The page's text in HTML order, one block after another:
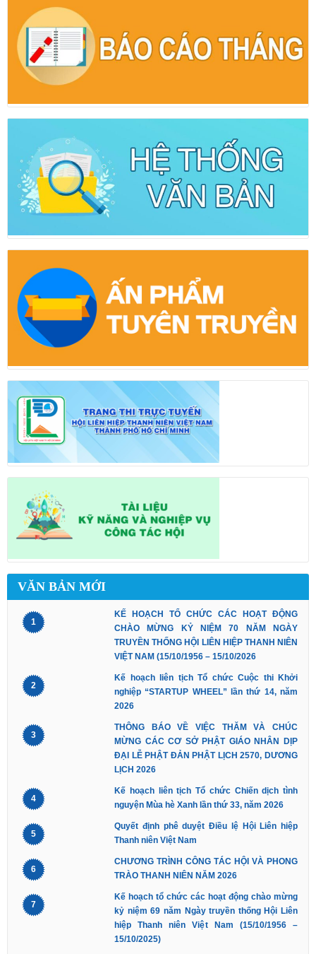
VĂN BẢN MỚI
1
KẾ HOẠCH TỔ CHỨC CÁC HOẠT ĐỘNG
CHÀO MỪNG KỶ NIỆM 70 NĂM NGÀY
TRUYỀN THỐNG HỘI LIÊN HIỆP THANH NIÊN
VIỆT NAM (15/10/1956 – 15/10/2026
2
Kế hoạch liên tịch Tổ chức Cuộc thi Khởi
nghiệp “STARTUP WHEEL” lần thứ 14, năm
2026
3
THÔNG BÁO VỀ VIỆC THĂM VÀ CHÚC
MỪNG CÁC CƠ SỞ PHẬT GIÁO NHÂN DỊP
ĐẠI LỄ PHẬT ĐẢN PHẬT LỊCH 2570, DƯƠNG
LỊCH 2026
4
Kế hoạch liên tịch Tổ chức Chiến dịch tình
nguyện Mùa hè Xanh lần thứ 33, năm 2026
5
Quyết định phê duyệt Điều lệ Hội Liên hiệp
Thanh niên Việt Nam
6
CHƯƠNG TRÌNH CÔNG TÁC HỘI VÀ PHONG
TRÀO THANH NIÊN NĂM 2026
7
Kế hoạch tổ chức các hoạt động chào mừng
kỷ niệm 69 năm Ngày truyền thống Hội Liên
hiệp Thanh niên Việt Nam (15/10/1956 –
15/10/2025)